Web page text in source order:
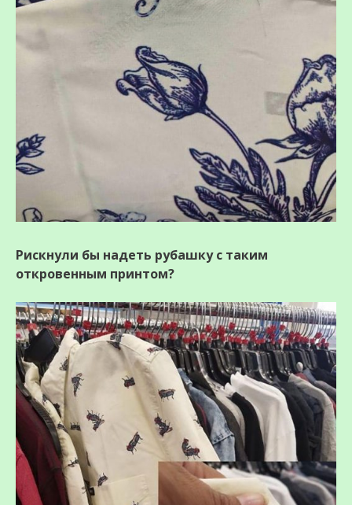
Рискнули бы надеть рубашку с таким
откровенным принтом?